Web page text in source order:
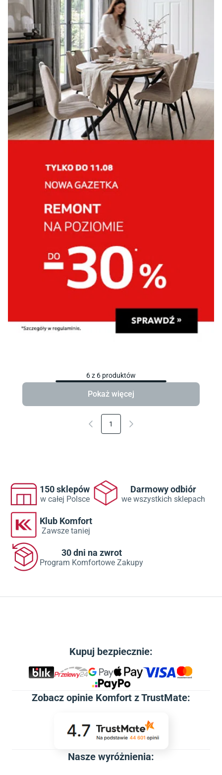
6z 6 produktów
Pokaż więcej
1
150 sklepów
w całej Polsce
Darmowy odbiór
we wszystkich sklepach
Klub Komfort
Zawsze taniej
30 dni na zwrot
Program Komfortowe Zakupy
Kupuj bezpiecznie:
Zobacz opinie Komfort z TrustMate:
Nasze wyróżnienia: